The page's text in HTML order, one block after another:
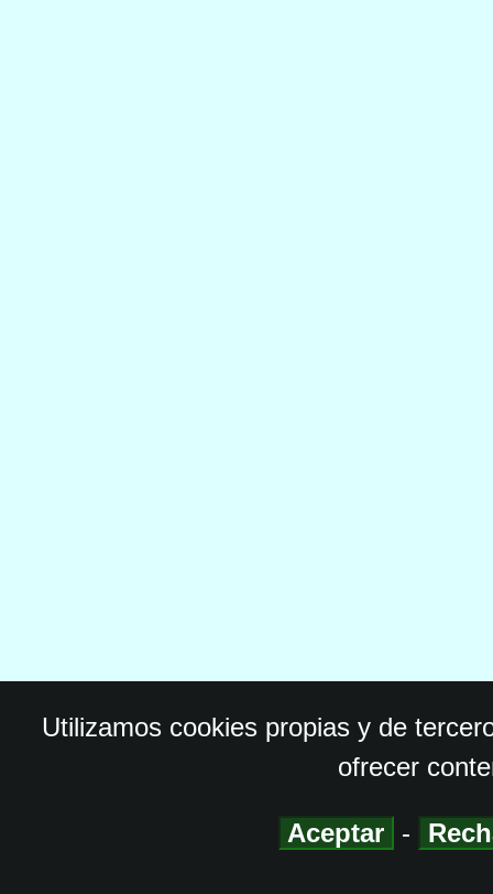
Utilizamos cookies propias y de
ofrecer
Aceptar -